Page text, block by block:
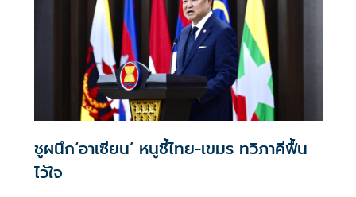
ชูผนึก‘อาเซียน’ หนูชี้ไทย-เขมร ทวิภาคีฟื้น
ไว้ใจ